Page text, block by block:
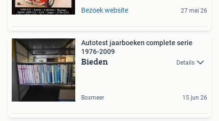
Bezoek website 27 mei 26
Autotest jaarboeken complete serie
1976-2009
Bieden Details
Boxmeer 15 jun 26